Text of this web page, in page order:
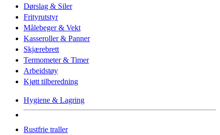
Dørslag & Siler
Frityrutstyr
Målebeger & Vekt
Kasseroller & Panner
Skjærebrett
Termometer & Timer
Arbeidstøy
Kjøtt tilberedning
Hygiene & Lagring
Rustfrie traller